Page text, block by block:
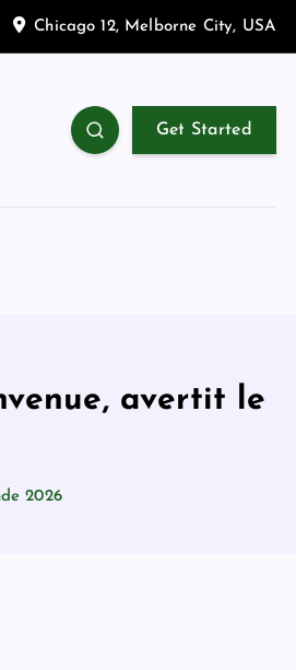
Chicago 12, Melborne City, USA
Get Started
avertit le
2026